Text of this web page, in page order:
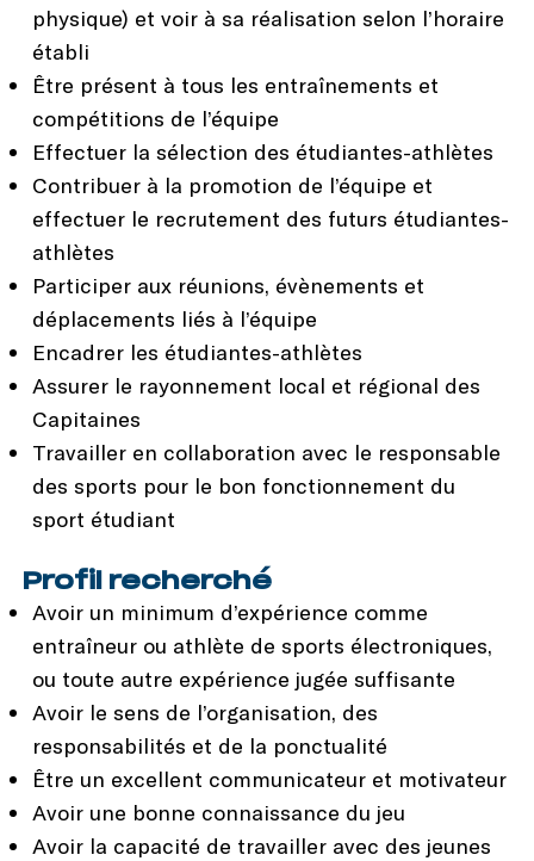
physique) et voir à sa réalisation selon l’horaire
établi
Être présent à tous les entraînements et
compétitions de l’équipe
Effectuer la sélection des étudiantes-athlètes
Contribuer à la promotion de l’équipe et
effectuer le recrutement des futurs étudiantes-
athlètes
Participer aux réunions, évènements et
déplacements liés à l’équipe
Encadrer les étudiantes-athlètes
Assurer le rayonnement local et régional des
Capitaines
Travailler en collaboration avec le responsable
des sports pour le bon fonctionnement du
sport étudiant
Profil recherché
Avoir un minimum d’expérience comme
entraîneur ou athlète de sports électroniques,
ou toute autre expérience jugée suffisante
Avoir le sens de l’organisation, des
responsabilités et de la ponctualité
Être un excellent communicateur et motivateur
Avoir une bonne connaissance du jeu
Avoir la capacité de travailler avec des jeunes